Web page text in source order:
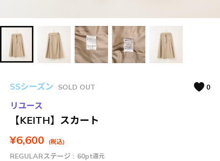
SSシーズン SOLD OUT 0
リユース
【KEITH】スカート
¥6,600 (税込)
REGULARステージ : 60pt還元